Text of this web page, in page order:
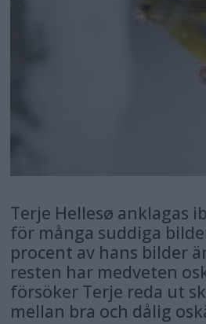
Terje Hellesø anklagas
för många suddiga
procent av hans bilder
resten har medveten
försöker Terje reda ut
mellan bra och dålig